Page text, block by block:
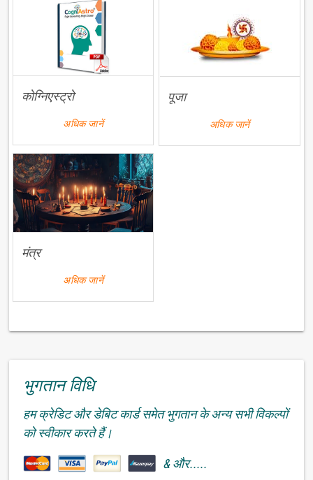
कोग्निएस्ट्रो
अधिक जानें
पूजा
अधिक जानें
मंत्र
अधिक जानें
भुगतान विधि
हम क्रेडिट और डेबिट कार्ड समेत भुगतान के अन्य सभी विकल्पों
को स्वीकार करते हैं।
& और.....